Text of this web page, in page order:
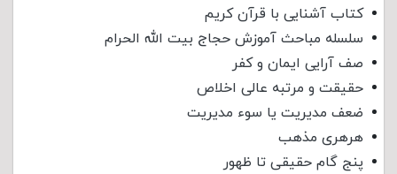
کتاب آشنایی با قرآن کریم
سلسله مباحث آموزش حجاج بیت الله الحرام
صف آرایی ایمان و کفر
حقیقت و مرتبه عالی اخلاص
ضعف مدیریت یا سوء مدیریت
هرهری مذهب
پنج گام حقیقی تا ظهور